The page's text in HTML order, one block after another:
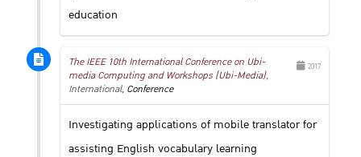
education
2017
The IEEE 10th International Conference on Ubi-
media Computing and Workshops (Ubi-Media),
International, Conference
Investigating applications of mobile translator for
assisting English vocabulary learning